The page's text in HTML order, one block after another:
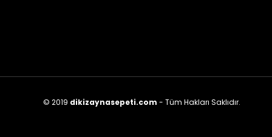
© 2019 dikizaynasepeti.com - Tüm Hakları Saklıdır.